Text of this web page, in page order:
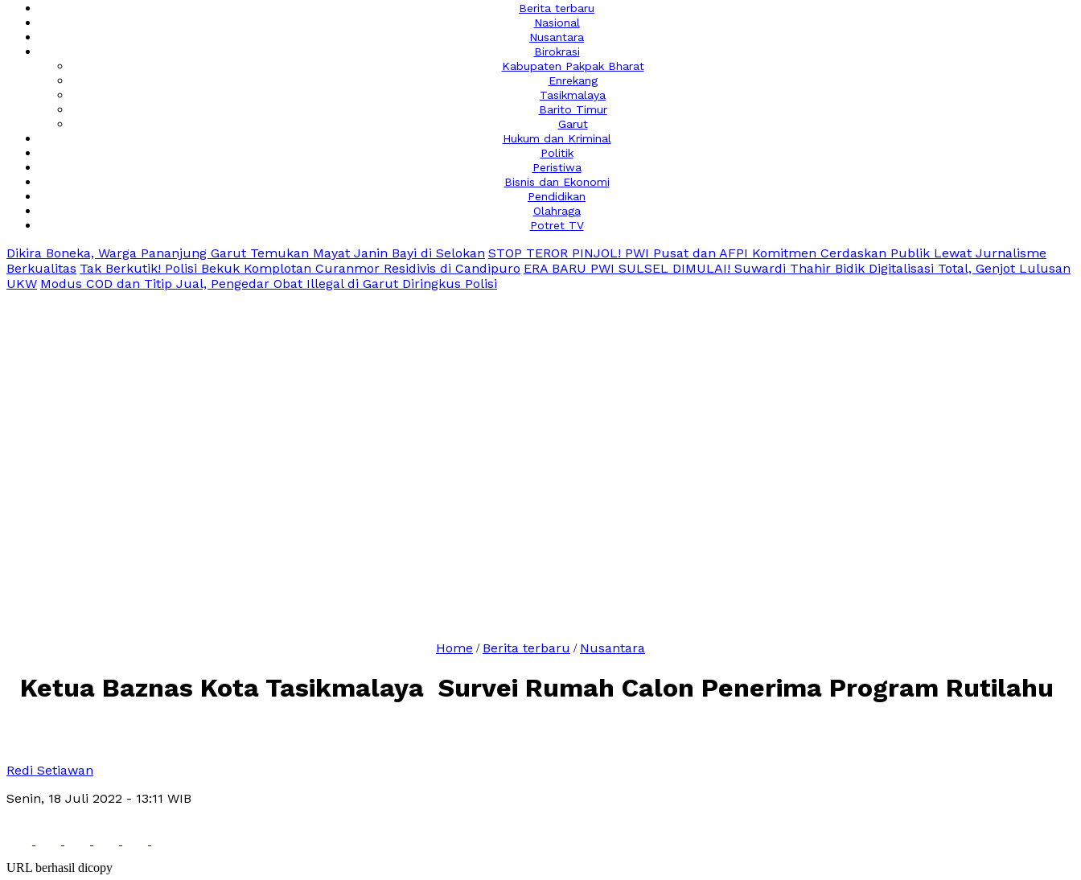
Berita terbaru
Nasional
Nusantara
Birokrasi
Kabupaten Pakpak Bharat
Enrekang
Tasikmalaya
Barito Timur
Garut
Hukum dan Kriminal
Politik
Peristiwa
Bisnis dan Ekonomi
Pendidikan
Olahraga
Potret TV
Dikira Boneka, Warga Pananjung Garut Temukan Mayat Janin Bayi di Selokan STOP TEROR PINJOL! PWI Pusat dan AFPI Komitmen Cerdaskan Publik Lewat Jurnalisme
Berkualitas Tak Berkutik! Polisi Bekuk Komplotan Curanmor Residivis di Candipuro ERA BARU PWI SULSEL DIMULAI! Suwardi Thahir Bidik Digitalisasi Total, Genjot Lulusan
UKW Modus COD dan Titip Jual, Pengedar Obat Illegal di Garut Diringkus Polisi
Home / Berita terbaru / Nusantara
Ketua Baznas Kota Tasikmalaya Survei Rumah Calon Penerima Program Rutilahu
Redi Setiawan
Senin, 18 Juli 2022 - 13:11 WIB
URL berhasil dicopy